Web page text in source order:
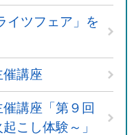
イツフェア」を
講座
講座「第９回
こし体験～」